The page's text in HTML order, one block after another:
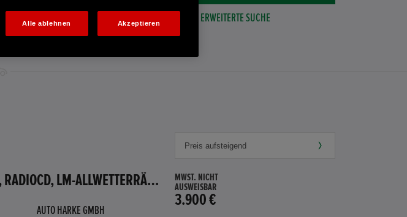
ERWEITERTE SUCHE
HONDA JAZZ 1.4 ES SPORT KLIMA, RADIOCD, LM-ALLWETTERRÄDER, PRIVACY
AUTO HARKE GMBH
MWST. NICHT
AUSWEISBAR
3.900 €
Alle ablehnen Akzeptieren